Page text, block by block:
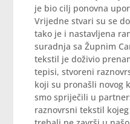
je bio cilj ponovna
Vrijedne stvari su se
tako je i nastavljena
suradnja sa Župnim
tekstil je doživio
tepisi, stvoreni
koji su pronašli novog
smo spriječili u
raznovrsni tekstil